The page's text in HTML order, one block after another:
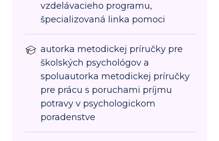
vzdelávacieho programu,
špecializovaná linka pomoci
autorka metodickej príručky pre
školských psychológov a
spoluautorka metodickej príručky
pre prácu s poruchami príjmu
potravy v psychologickom
poradenstve